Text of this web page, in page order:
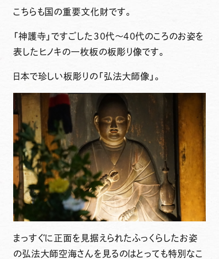
こちらも国の重要文化財です。
「神護寺」ですごした３０代〜４０代のころのお姿を
表したヒノキの一枚板の板彫り像です。
日本で珍しい板彫りの「弘法大師像」。
まっすぐに正面を見据えられたふっくらしたお姿
の弘法大師空海さんを見るのはとっても特別なこ